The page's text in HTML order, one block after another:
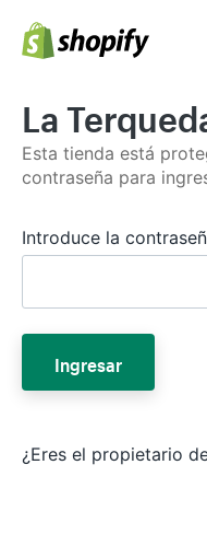
La
Esta tienda está
contraseña para
Introduce la
Ingresar
¿Eres el propietario